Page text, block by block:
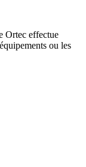
Ortec effectue
ou les